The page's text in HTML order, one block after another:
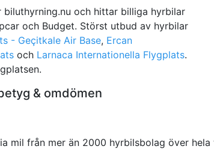
och hittar billiga hyrbilar
och Budget. Störst utbud av hyrbilar
- Geçitkale Air Base, Ercan
och Larnaca Internationella Flygplats.
& omdömen
mil från mer än 2000 hyrbilsbolag över